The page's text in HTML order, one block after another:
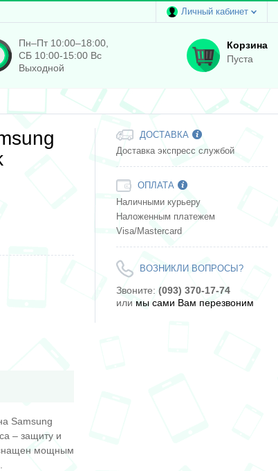
Личный кабинет
Пн–Пт 10:00–18:00,
СБ 10:00-15:00 Вс
Выходной
Корзина
Пуста
Samsung
– защиту и
мощным
ДОСТАВКА
Доставка экспресс службой
ОПЛАТА
Наличными курьеру
Наложенным платежем
Visa/Mastercard
ВОЗНИКЛИ ВОПРОСЫ?
Звоните: (093) 370-17-74
или мы сами Вам перезвоним